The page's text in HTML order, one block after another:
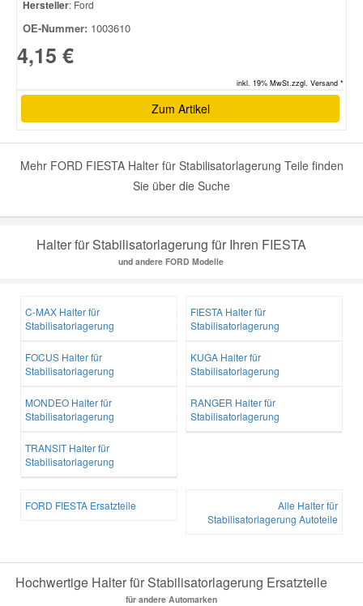
Hersteller: Ford
OE-Nummer: 1003610
4,15 €
inkl. 19% MwSt.zzgl. Versand *
Zum Artikel
Mehr FORD FIESTA Halter für Stabilisatorlagerung Teile finden
Sie über die Suche
Halter für Stabilisatorlagerung für Ihren FIESTA
und andere FORD Modelle
C-MAX Halter für
Stabilisatorlagerung
FIESTA Halter für
Stabilisatorlagerung
FOCUS Halter für
Stabilisatorlagerung
KUGA Halter für
Stabilisatorlagerung
MONDEO Halter für
Stabilisatorlagerung
RANGER Halter für
Stabilisatorlagerung
TRANSIT Halter für
Stabilisatorlagerung
FORD FIESTA Ersatzteile
Alle Halter für
Stabilisatorlagerung Autoteile
Hochwertige Halter für Stabilisatorlagerung Ersatzteile
für andere Automarken
Vauxhall Ersatzteile